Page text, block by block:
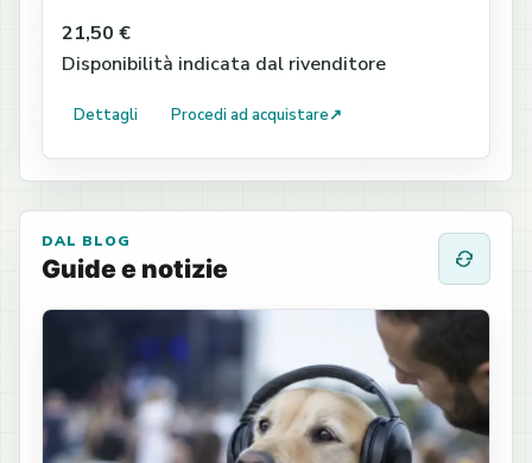
21,50 €
Disponibilità indicata dal rivenditore
Dettagli Procedi ad acquistare↗
DAL BLOG
Guide e notizie